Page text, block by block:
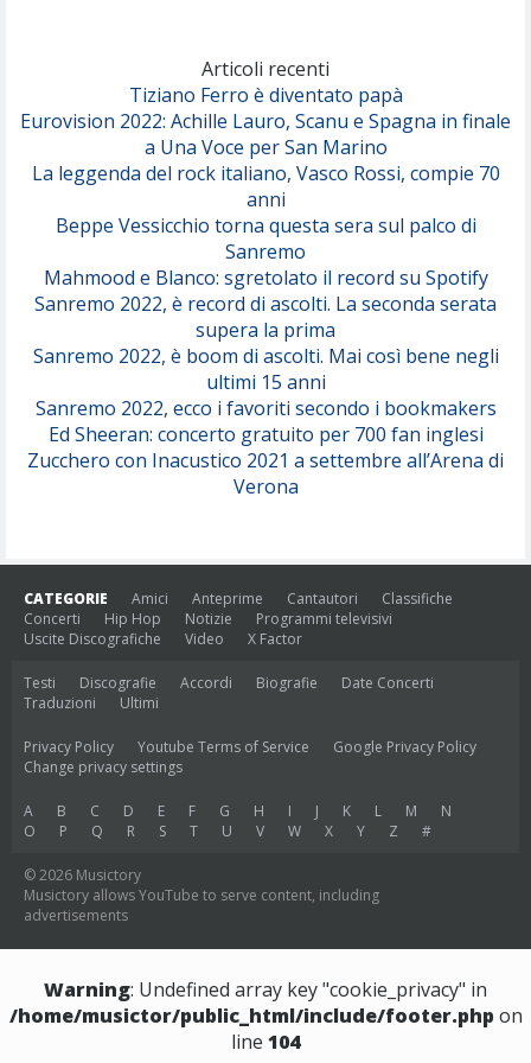
Serenamente
Articoli recenti
Tiziano Ferro è diventato papà
Eurovision 2022: Achille Lauro, Scanu e Spagna in finale
a Una Voce per San Marino
La leggenda del rock italiano, Vasco Rossi, compie 70
anni
Beppe Vessicchio torna questa sera sul palco di
Sanremo
Mahmood e Blanco: sgretolato il record su Spotify
Sanremo 2022, è record di ascolti. La seconda serata
supera la prima
Sanremo 2022, è boom di ascolti. Mai così bene negli
ultimi 15 anni
Sanremo 2022, ecco i favoriti secondo i bookmakers
Ed Sheeran: concerto gratuito per 700 fan inglesi
Zucchero con Inacustico 2021 a settembre all’Arena di
Verona
CATEGORIE Amici Anteprime Cantautori
Classifiche
Concerti
Hip Hop Notizie
Programmi televisivi
Uscite Discografiche
Video X Factor
Testi Discografie Accordi Biografie
Date Concerti
Traduzioni
Ultimi
Privacy Policy Youtube Terms of Service
Google Privacy Policy
Change privacy settings
A B C D E F G H I J K L M
N
O
P Q R S T U V W X Y Z #
© 2026 Musictory
Musictory allows YouTube to serve content, including
advertisements
Warning: Undefined array key "cookie_privacy" in
/home/musictor/public_html/include/footer.php on
line 104